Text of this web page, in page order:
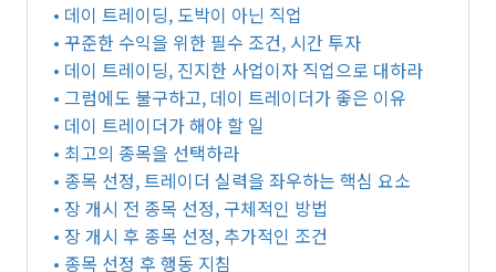
• 데이 트레이딩, 도박이 아닌 직업
• 꾸준한 수익을 위한 필수 조건, 시간 투자
• 데이 트레이딩, 진지한 사업이자 직업으로 대하라
• 그럼에도 불구하고, 데이 트레이더가 좋은 이유
• 데이 트레이더가 해야 할 일
• 최고의 종목을 선택하라
• 종목 선정, 트레이더 실력을 좌우하는 핵심 요소
• 장 개시 전 종목 선정, 구체적인 방법
• 장 개시 후 종목 선정, 추가적인 조건
• 종목 선정 후 행동 지침